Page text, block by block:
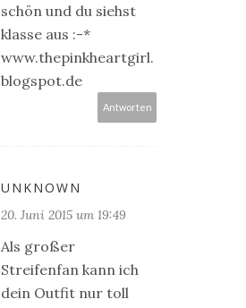
schön und du siehst
klasse aus :-*
www.thepinkheartgirl.
blogspot.de
Antworten
UNKNOWN
20. Juni 2015 um 19:49
Als großer
Streifenfan kann ich
dein Outfit nur toll